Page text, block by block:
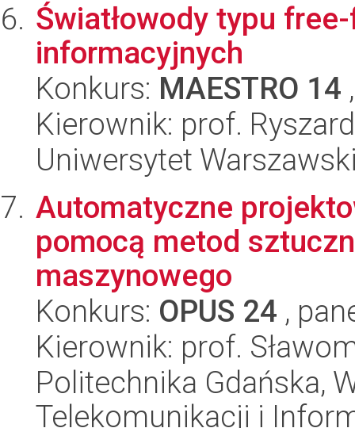
Światłowody typu
informacyjnych
Konkurs: MAESTRO 14
Kierownik: prof.
Uniwersytet
Automatyczne
pomocą metod
maszynowego
Konkurs: OPUS 24 ,
Kierownik: prof.
Politechnika Gdańska,
Telekomunikacji i